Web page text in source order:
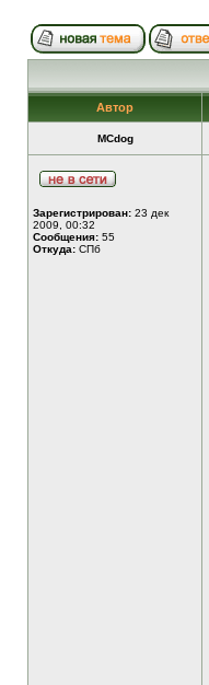
Автор
MCdog
Зарегистрирован: 23 дек
2009, 00:32
Сообщения: 55
Откуда: СПб